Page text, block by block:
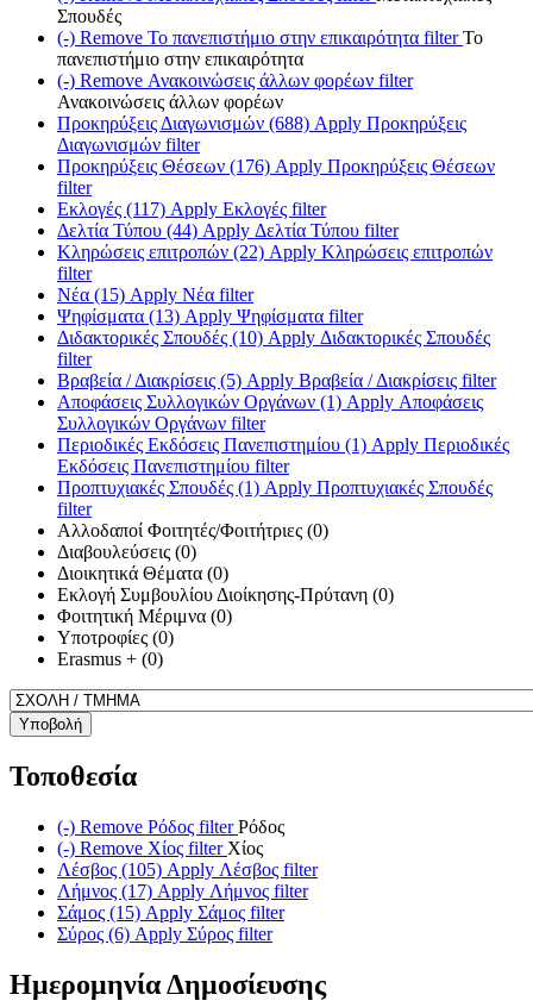
Σπουδές
(-) Remove Το πανεπιστήμιο στην επικαιρότητα filterΤο
πανεπιστήμιο στην επικαιρότητα
(-) Remove Ανακοινώσεις άλλων φορέων filter
Ανακοινώσεις άλλων φορέων
Προκηρύξεις Διαγωνισμών (688) Apply Προκηρύξεις
Διαγωνισμών filter
Προκηρύξεις Θέσεων (176) Apply Προκηρύξεις Θέσεων
filter
Εκλογές (117) Apply Εκλογές filter
Δελτία Τύπου (44) Apply Δελτία Τύπου filter
Κληρώσεις επιτροπών (22) Apply Κληρώσεις επιτροπών
filter
Νέα (15) Apply Νέα filter
Ψηφίσματα (13) Apply Ψηφίσματα filter
Διδακτορικές Σπουδές (10) Apply Διδακτορικές Σπουδές
filter
Βραβεία / Διακρίσεις (5) Apply Βραβεία / Διακρίσεις filter
Αποφάσεις Συλλογικών Οργάνων (1) Apply Αποφάσεις
Συλλογικών Οργάνων filter
Περιοδικές Εκδόσεις Πανεπιστημίου (1) Apply Περιοδικές
Εκδόσεις Πανεπιστημίου filter
Προπτυχιακές Σπουδές (1) Apply Προπτυχιακές Σπουδές
filter
Αλλοδαποί Φοιτητές/Φοιτήτριες (0)
Διαβουλεύσεις (0)
Διοικητικά Θέματα (0)
Εκλογή Συμβουλίου Διοίκησης-Πρύτανη (0)
Φοιτητική Μέριμνα (0)
Υποτροφίες (0)
Erasmus + (0)
Υποβολή
Τοποθεσία
(-) Remove Ρόδος filterΡόδος
(-) Remove Χίος filter Χίος
Λέσβος (105) Apply Λέσβος filter
Λήμνος (17) Apply Λήμνος filter
Σάμος (15) Apply Σάμος filter
Σύρος (6) Apply Σύρος filter
Ημερομηνία Δημοσίευσης